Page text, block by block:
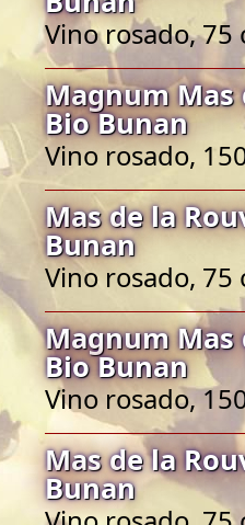
Vino rosado, 75
Magnum Mas
Bio Bunan
Vino rosado,
Mas de la
Bunan
Vino rosado, 75
Magnum Mas
Bio Bunan
Vino rosado,
Mas de la
Bunan